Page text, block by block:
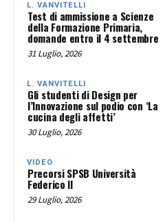
L. VANVITELLI
Test di ammissione a Scienze
della Formazione Primaria,
domande entro il 4 settembre
31 Luglio, 2026
L. VANVITELLI
Gli studenti di Design per
l’Innovazione sul podio con ‘La
cucina degli affetti’
30 Luglio, 2026
VIDEO
Precorsi SPSB Università
Federico II
29 Luglio, 2026